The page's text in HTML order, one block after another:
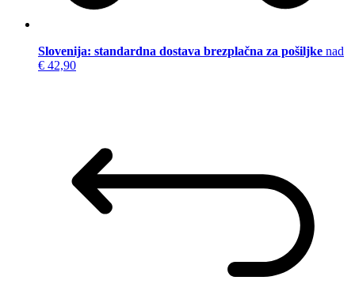
Slovenija: standardna dostava brezplačna za pošiljke nad
€ 42,90